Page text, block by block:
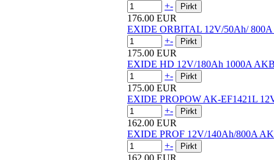
+-
176.00 EUR
EXIDE ORBITAL 12V/50Ah/
+-
175.00 EUR
EXIDE HD 12V/180Ah 1000A
+-
175.00 EUR
EXIDE PROPOW AK-EF1421L
+-
162.00 EUR
EXIDE PROF 12V/140Ah/800A
+-
162.00 EUR